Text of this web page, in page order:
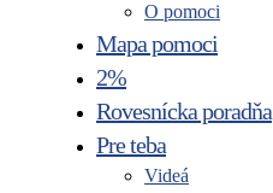
O pomoci
Mapa pomoci
2%
Rovesnícka poradňa
Pre teba
Videá